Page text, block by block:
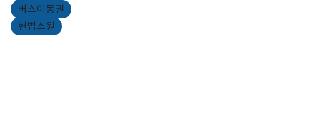
버스이동권
헌법소원